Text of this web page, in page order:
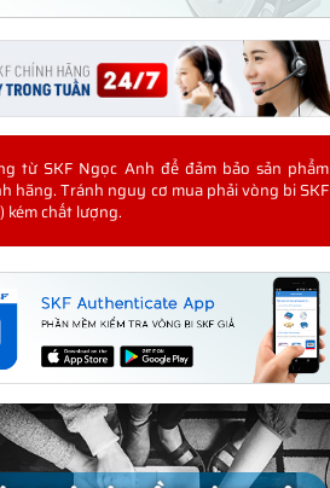
từ SKF Ngọc Anh để đảm bảo sản phẩm
hãng. Tránh nguy cơ mua phải vòng bi SKF
kém chất lượng.